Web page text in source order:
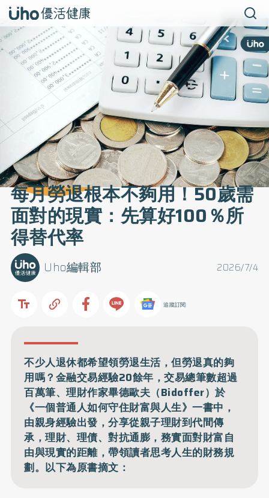
每月勞退根本不夠用！50歲需
面對的現實：先算好100％所
得替代率
2026/7/4
Uho編輯部
追蹤訂閱
不少人退休都希望領勞退生活，但勞退真的夠
用嗎？金融交易經驗20餘年，交易總筆數超過
百萬筆、理財作家畢德歐夫（Bidoffer）於
《一個普通人如何守住財富與人生》一書中，
由親身經驗出發，分享從親子理財到代間傳
承，理財、理債、對抗通膨，務實面對財富自
由與現實的距離，帶領讀者思考人生的財務規
劃。以下為原書摘文：